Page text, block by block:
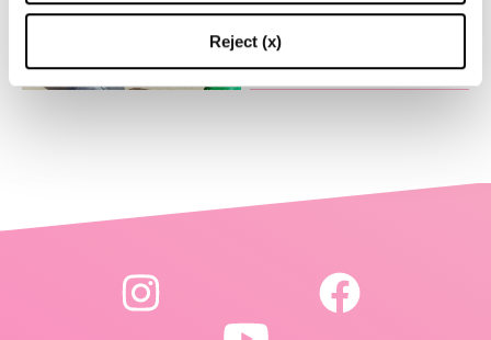
Reject (x)
di Flos creata in collab con
-